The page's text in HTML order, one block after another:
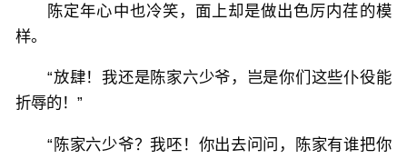
陈定年心中也冷笑，面上却是做出色厉内荏的模
样。
“放肆！我还是陈家六少爷，岂是你们这些仆役能
折辱的！”
“陈家六少爷？我呸！你出去问问，陈家有谁把你